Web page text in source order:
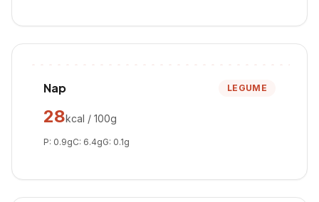
Nap LEGUME
28kcal / 100g
P: 0.9gC: 6.4gG: 0.1g